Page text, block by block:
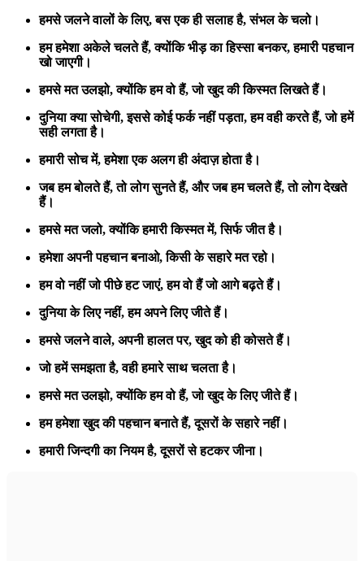
हमसे जलने वालों के लिए, बस एक ही सलाह है, संभल के चलो।
हम हमेशा अकेले चलते हैं, क्योंकि भीड़ का हिस्सा बनकर, हमारी पहचान
खो जाएगी।
हमसे मत उलझो, क्योंकि हम वो हैं, जो खुद की किस्मत लिखते हैं।
दुनिया क्या सोचेगी, इससे कोई फर्क नहीं पड़ता, हम वही करते हैं, जो हमें
सही लगता है।
हमारी सोच में, हमेशा एक अलग ही अंदाज़ होता है।
जब हम बोलते हैं, तो लोग सुनते हैं, और जब हम चलते हैं, तो लोग देखते
हैं।
हमसे मत जलो, क्योंकि हमारी किस्मत में, सिर्फ जीत है।
हमेशा अपनी पहचान बनाओ, किसी के सहारे मत रहो।
हम वो नहीं जो पीछे हट जाएं, हम वो हैं जो आगे बढ़ते हैं।
दुनिया के लिए नहीं, हम अपने लिए जीते हैं।
हमसे जलने वाले, अपनी हालत पर, खुद को ही कोसते हैं।
जो हमें समझता है, वही हमारे साथ चलता है।
हमसे मत उलझो, क्योंकि हम वो हैं, जो खुद के लिए जीते हैं।
हम हमेशा खुद की पहचान बनाते हैं, दूसरों के सहारे नहीं।
हमारी जिन्दगी का नियम है, दूसरों से हटकर जीना।